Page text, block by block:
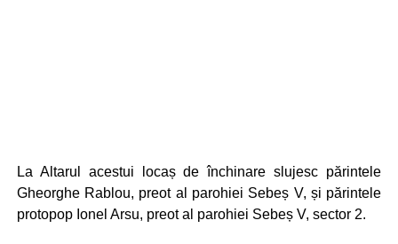
La Altarul acestui locaș de închinare slujesc părintele
Gheorghe Rablou, preot al parohiei Sebeș V, și părintele
protopop Ionel Arsu, preot al parohiei Sebeș V, sector 2.